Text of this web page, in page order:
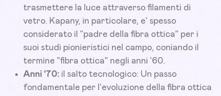
trasmettere la luce attraverso filamenti di
vetro. Kapany, in particolare, e' spesso
considerato il "padre della fibra ottica" per i
suoi studi pionieristici nel campo, coniando il
termine "fibra ottica" negli anni '60.
Anni '70: il salto tecnologico: Un passo
fondamentale per l'evoluzione della fibra ottica